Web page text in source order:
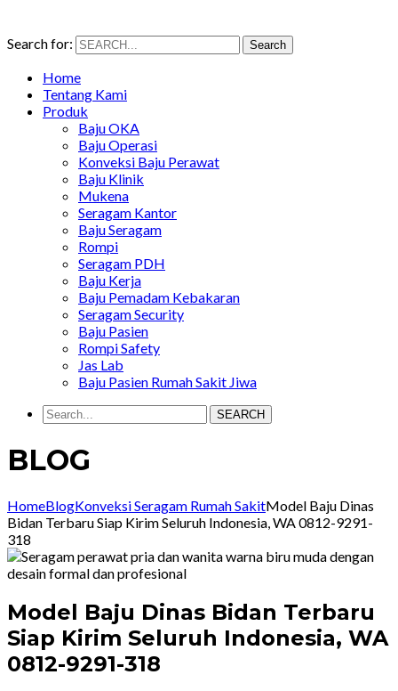
Search for: Search
Home
Tentang Kami
Produk
Baju OKA
Baju Operasi
Konveksi Baju Perawat
Baju Klinik
Mukena
Seragam Kantor
Baju Seragam
Rompi
Seragam PDH
Baju Kerja
Baju Pemadam Kebakaran
Seragam Security
Baju Pasien
Rompi Safety
Jas Lab
Baju Pasien Rumah Sakit Jiwa
SEARCH
BLOG
HomeBlogKonveksi Seragam Rumah SakitModel Baju Dinas
Bidan Terbaru Siap Kirim Seluruh Indonesia, WA 0812-9291-
318
Model Baju Dinas Bidan Terbaru
Siap Kirim Seluruh Indonesia, WA
0812-9291-318